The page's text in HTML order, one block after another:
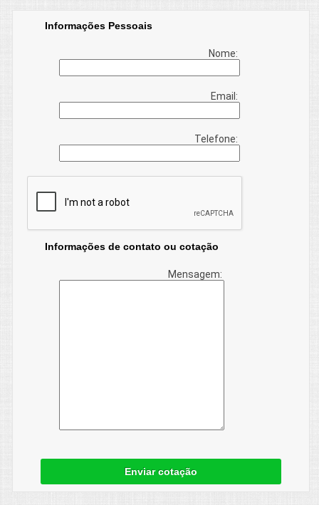
Informações Pessoais
Nome:
Email:
Telefone:
Informações de contato ou cotação
Mensagem:
Enviar cotação